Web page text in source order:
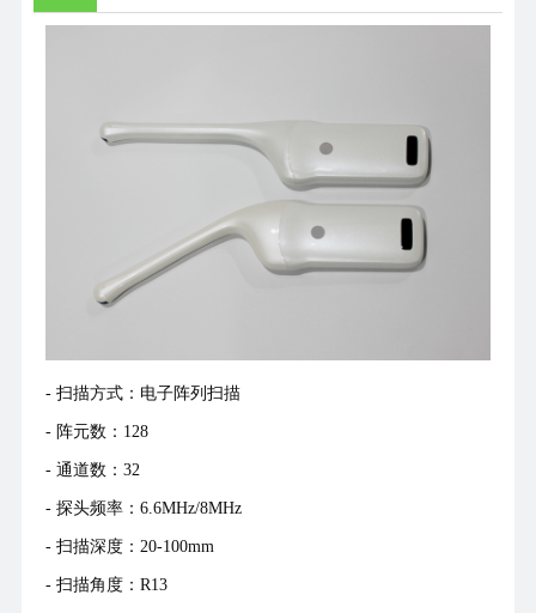
- 扫描方式：电子阵列扫描
- 阵元数：128
- 通道数：32
- 探头频率：6.6MHz/8MHz
- 扫描深度： 20-100mm
- 扫描角度：R13